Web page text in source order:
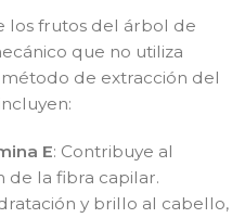
los frutos del árbol de
que no utiliza
de extracción del
E: Contribuye al
de la fibra capilar.
y brillo al cabello,